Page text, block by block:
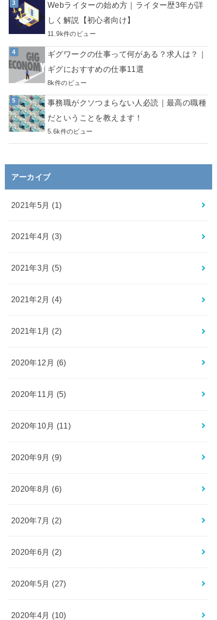
Webライターの始め方｜ライター歴3年が詳
しく解説【初心者向け】
11.9k件のビュー
ギグワークの仕事って何がある？求人は？｜
ギグにおすすめの仕事11選
8k件のビュー
事務職がクソつまらない人必読｜最高の職種
だということを教えます！
5.6k件のビュー
アーカイブ
2021年5月 (1)
2021年4月 (3)
2021年3月 (5)
2021年2月 (4)
2021年1月 (2)
2020年12月 (6)
2020年11月 (5)
2020年10月 (11)
2020年9月 (9)
2020年8月 (6)
2020年7月 (2)
2020年6月 (2)
2020年5月 (27)
2020年4月 (10)